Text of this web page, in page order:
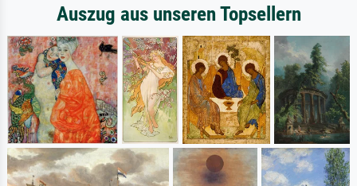
Auszug aus unseren Topsellern